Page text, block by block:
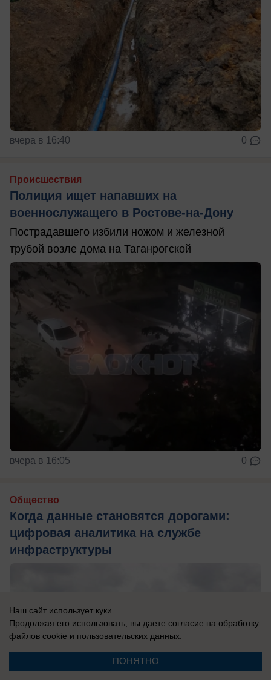
вчера в 16:40 0
Происшествия
Полиция ищет напавших на
военнослужащего в Ростове-на-Дону
Пострадавшего избили ножом и железной
трубой возле дома на Таганрогской
вчера в 16:05 0
Общество
Когда данные становятся дорогами:
цифровая аналитика на службе
инфраструктуры
Наш сайт использует куки.
Продолжая его использовать, вы даете согласие на обработку
файлов cookie и пользовательских данных.
ПОНЯТНО